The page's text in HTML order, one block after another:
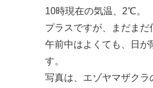
10時現在の気温、2℃。
プラスですが、まだまだ
午前中はよくても、日が
す。
写真は、エゾヤマザクラ